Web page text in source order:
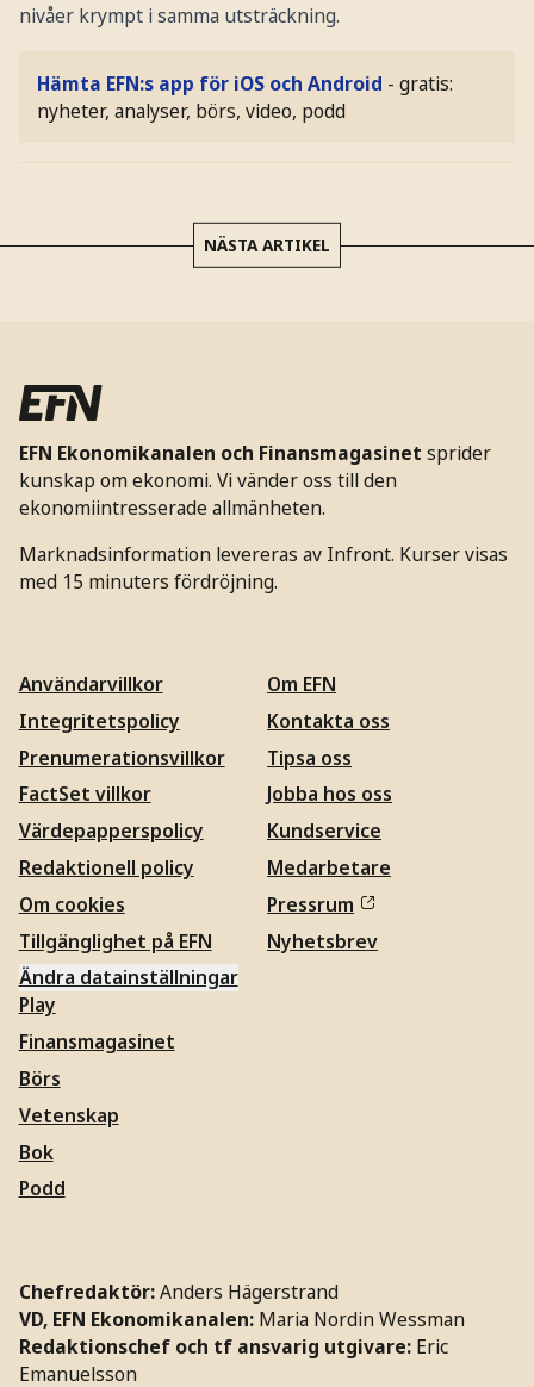
nivåer krympt i samma utsträckning.
Hämta EFN:s app för iOS och Android - gratis:
nyheter, analyser, börs, video, podd
NÄSTA ARTIKEL
EFN Ekonomikanalen och Finansmagasinet sprider
kunskap om ekonomi. Vi vänder oss till den
ekonomiintresserade allmänheten.
Marknadsinformation levereras av Infront. Kurser visas
med 15 minuters fördröjning.
Användarvillkor
Integritetspolicy
Prenumerationsvillkor
FactSet villkor
Värdepapperspolicy
Redaktionell policy
Om cookies
Tillgänglighet på EFN
Ändra datainställningar
Om EFN
Kontakta oss
Tipsa oss
Jobba hos oss
Kundservice
Medarbetare
Pressrum
Nyhetsbrev
Play
Finansmagasinet
Börs
Vetenskap
Bok
Podd
Chefredaktör:Anders Hägerstrand
VD, EFN Ekonomikanalen: Maria Nordin Wessman
Redaktionschef och tf ansvarig utgivare: Eric
Emanuelsson